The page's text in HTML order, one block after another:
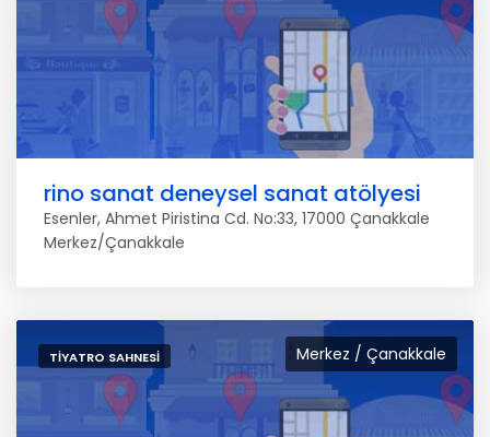
rino sanat deneysel sanat atölyesi
Esenler, Ahmet Piristina Cd. No:33, 17000 Çanakkale
Merkez/Çanakkale
Merkez / Çanakkale
TIYATRO SAHNESI